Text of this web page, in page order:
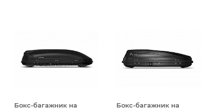
Бокс-багажник на
Бокс-багажник на